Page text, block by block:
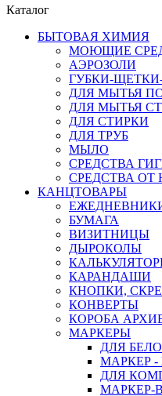
Каталог
БЫТОВАЯ ХИМИЯ
МОЮЩИЕ
АЭРОЗОЛИ
ГУБКИ-
ДЛЯ МЫТЬЯ
ДЛЯ МЫТЬЯ
ДЛЯ СТИРКИ
ДЛЯ ТРУБ
МЫЛО
СРЕДСТВА
СРЕДСТВА
КАНЦТОВАРЫ
БУМАГА
ВИЗИТНИЦЫ
ДЫРОКОЛЫ
КАРАНДАШИ
КНОПКИ,
КОНВЕРТЫ
КОРОБА
МАРКЕРЫ
ДЛЯ
МАРКЕР
ДЛЯ
МАРКЕР-